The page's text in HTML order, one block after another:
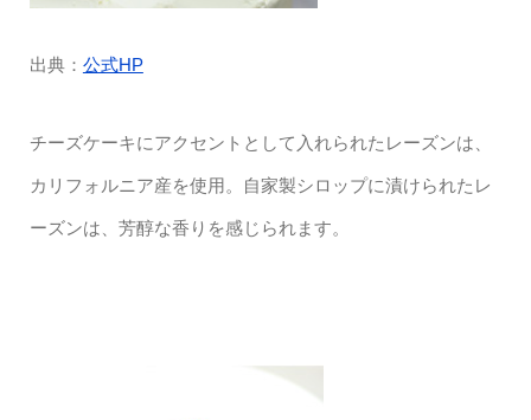
出典： 公式HP
チーズケーキにアクセントとして入れられたレーズンは、
カリフォルニア産を使用。自家製シロップに漬けられたレ
ーズンは、芳醇な香りを感じられます。